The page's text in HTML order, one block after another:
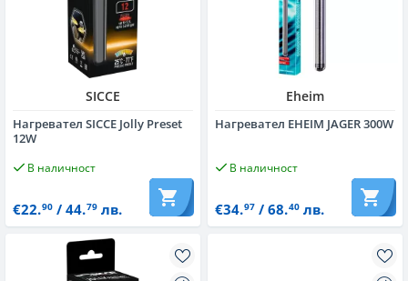
SICCE
Нагревател SICCE Jolly Preset
12W
В наличност
€22.90/ 44.79лв.
Eheim
Нагревател EHEIM JAGER 300W
В наличност
€34.97/ 68.40лв.